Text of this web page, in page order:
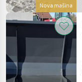
Nova mašina